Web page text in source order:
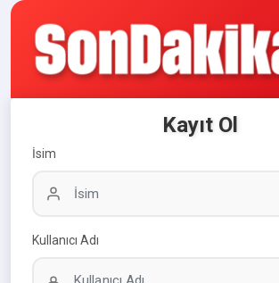
Kayıt Ol
İsim
Kullanıcı Adı